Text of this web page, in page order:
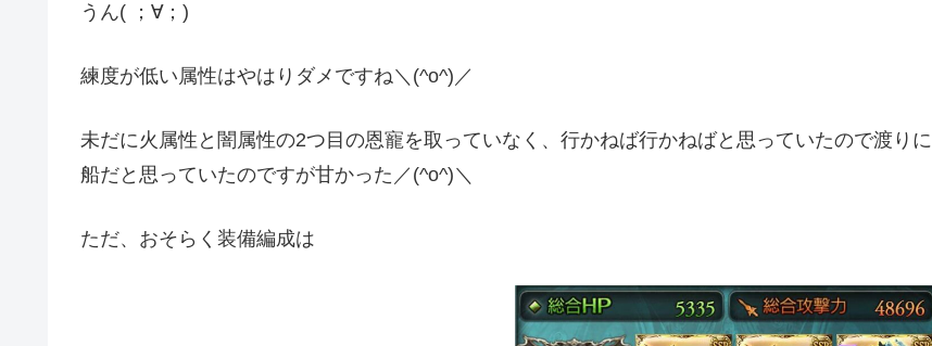
うん( ；∀；)
練度が低い属性はやはりダメですね＼(^o^)／
未だに火属性と闇属性の2つ目の恩寵を取っていなく、行かねば行かねばと思っていたので渡りに
船だと思っていたのですが甘かった／(^o^)＼
ただ、おそらく装備編成は